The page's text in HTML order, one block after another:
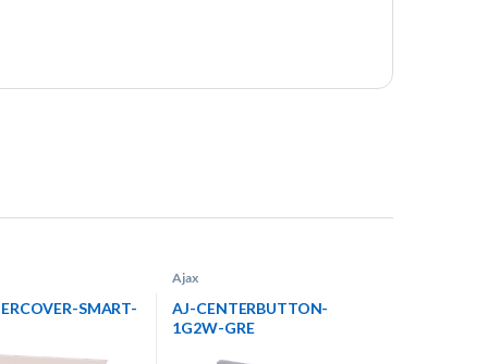
SMART-
Ajax
AJ-CENTERBUTTON-
1G2W-GRE